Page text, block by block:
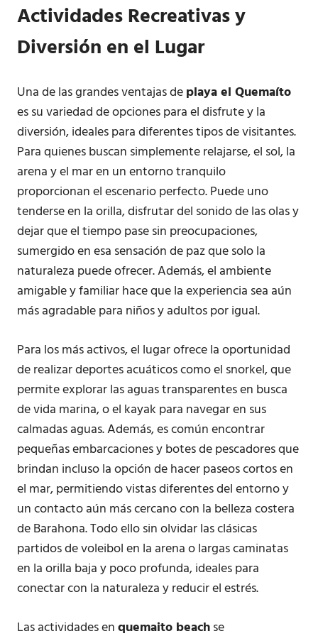
Actividades Recreativas y
Diversión en el Lugar
Una de las grandes ventajas deplaya el Quemaíto
es su variedad de opciones para el disfrute y la
diversión, ideales para diferentes tipos de visitantes.
Para quienes buscan simplemente relajarse, el sol, la
arena y el mar en un entorno tranquilo
proporcionan el escenario perfecto. Puede uno
tenderse en la orilla, disfrutar del sonido de las olas y
dejar que el tiempo pase sin preocupaciones,
sumergido en esa sensación de paz que solo la
naturaleza puede ofrecer. Además, el ambiente
amigable y familiar hace que la experiencia sea aún
más agradable para niños y adultos por igual.
Para los más activos, el lugar ofrece la oportunidad
de realizar deportes acuáticos como el snorkel, que
permite explorar las aguas transparentes en busca
de vida marina, o el kayak para navegar en sus
calmadas aguas. Además, es común encontrar
pequeñas embarcaciones y botes de pescadores que
brindan incluso la opción de hacer paseos cortos en
el mar, permitiendo vistas diferentes del entorno y
un contacto aún más cercano con la belleza costera
de Barahona. Todo ello sin olvidar las clásicas
partidos de voleibol en la arena o largas caminatas
en la orilla baja y poco profunda, ideales para
conectar con la naturaleza y reducir el estrés.
Las actividades enquemaito beachse